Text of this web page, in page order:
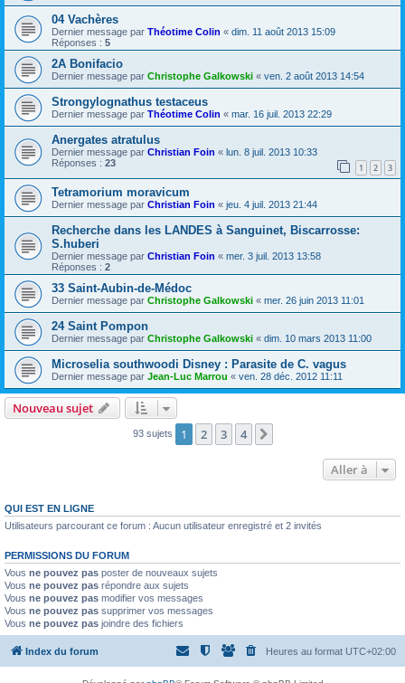
04 Vachères
Dernier message par Théotime Colin « dim. 11 août 2013 15:09
Réponses : 5
2A Bonifacio
Dernier message par Christophe Galkowski « ven. 2 août 2013 14:54
Strongylognathus testaceus
Dernier message par Théotime Colin « mar. 16 juil. 2013 22:29
Anergates atratulus
Dernier message par Christian Foin « lun. 8 juil. 2013 10:33
Réponses : 23 1 2 3
Tetramorium moravicum
Dernier message par Christian Foin « jeu. 4 juil. 2013 21:44
Recherche dans les LANDES à Sanguinet, Biscarrosse:
S.huberi
Dernier message par Christian Foin « mer. 3 juil. 2013 13:58
Réponses : 2
33 Saint-Aubin-de-Médoc
Dernier message par Christophe Galkowski « mer. 26 juin 2013 11:01
24 Saint Pompon
Dernier message par Christophe Galkowski « dim. 10 mars 2013 11:00
Microselia southwoodi Disney : Parasite de C. vagus
Dernier message par Jean-Luc Marrou « ven. 28 déc. 2012 11:11
Nouveau sujet
93 sujets 1 2 3 4
Aller à
QUI EST EN LIGNE
Utilisateurs parcourant ce forum : Aucun utilisateur enregistré et 2 invités
PERMISSIONS DU FORUM
Vous ne pouvez pas poster de nouveaux sujets
Vous ne pouvez pas répondre aux sujets
Vous ne pouvez pas modifier vos messages
Vous ne pouvez pas supprimer vos messages
Vous ne pouvez pas joindre des fichiers
Index du forum Heures au format UTC+02:00